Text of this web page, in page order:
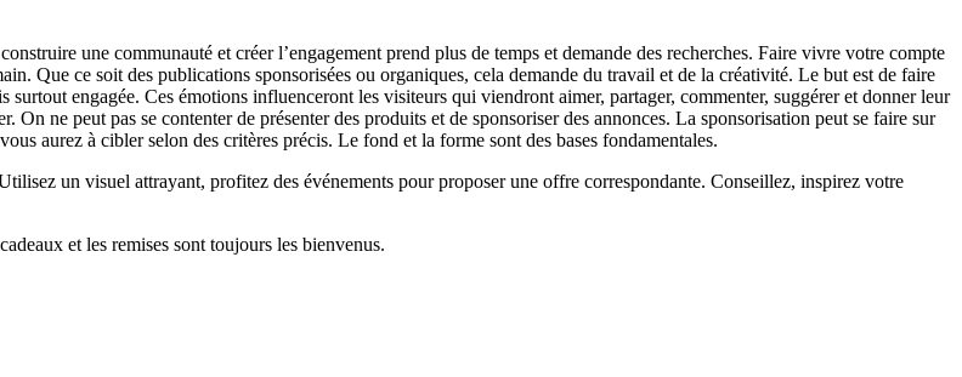
une communauté et créer l’engagement prend plus de temps et demande des recherches. Faire vivre votre compte
Que ce soit des publications sponsorisées ou organiques, cela demande du travail et de la créativité. Le but est de faire
engagée. Ces émotions influenceront les visiteurs qui viendront aimer, partager, commenter, suggérer et donner leur
ne peut pas se contenter de présenter des produits et de sponsoriser des annonces. La sponsorisation peut se faire sur
aurez à cibler selon des critères précis. Le fond et la forme sont des bases fondamentales.
un visuel attrayant, profitez des événements pour proposer une offre correspondante. Conseillez, inspirez votre
et les remises sont toujours les bienvenus.